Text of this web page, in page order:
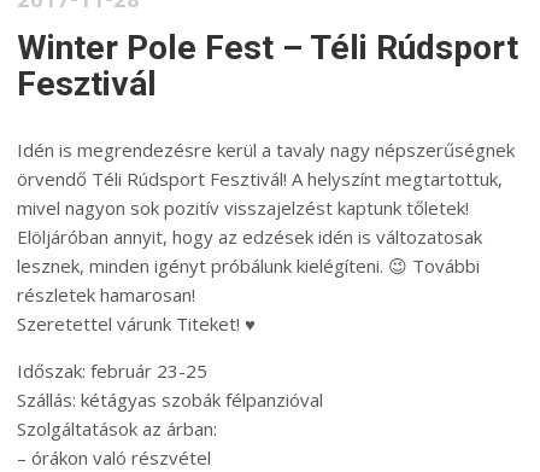
Winter Pole Fest – Téli Rúdsport
Fesztivál
Idén is megrendezésre kerül a tavaly nagy népszerűségnek
örvendő Téli Rúdsport Fesztivál! A helyszínt megtartottuk,
mivel nagyon sok pozitív visszajelzést kaptunk tőletek!
Elöljáróban annyit, hogy az edzések idén is változatosak
lesznek, minden igényt próbálunk kielégíteni. 😉 További
részletek hamarosan!
Szeretettel várunk Titeket! ♥
Időszak: február 23-25
Szállás: kétágyas szobák félpanzióval
Szolgáltatások az árban:
– órákon való részvétel